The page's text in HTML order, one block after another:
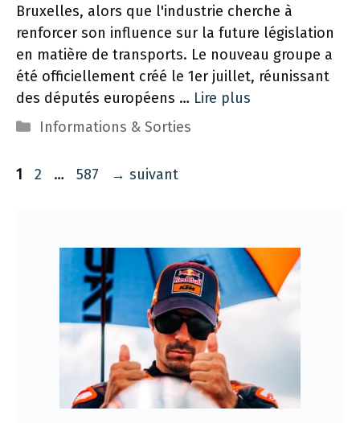
Bruxelles, alors que l'industrie cherche à
renforcer son influence sur la future législation
en matière de transports. Le nouveau groupe a
été officiellement créé le 1er juillet, réunissant
des députés européens … Lire plus
Catégories
Informations & Sorties
Navigation
Page
1 Page
2 … Page
587 → suivant